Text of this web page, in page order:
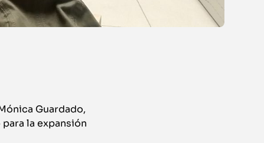
Guardado,
la expansión